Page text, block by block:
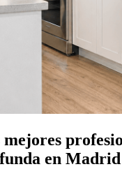
en Madrid